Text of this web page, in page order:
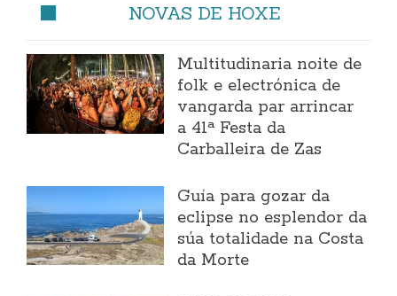
NOVAS DE HOXE
Multitudinaria noite de
folk e electrónica de
vangarda par arrincar
a 41ª Festa da
Carballeira de Zas
Guía para gozar da
eclipse no esplendor da
súa totalidade na Costa
da Morte